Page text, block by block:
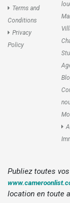
Terms and
Conditions
Privacy
Policy
Publiez toutes
location en toute